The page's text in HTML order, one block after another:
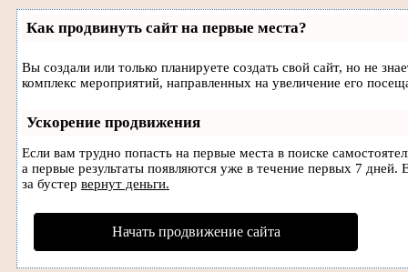
Как продвинуть сайт на первые места?
Вы создали или только планируете создать свой сайт, но не
комплекс мероприятий, направленных на увеличение его
Ускорение продвижения
Если вам трудно попасть на первые места в поиске
а первые результаты появляются уже в течение первых 7
за бустер вернут деньги.
Начать продвижение сайта